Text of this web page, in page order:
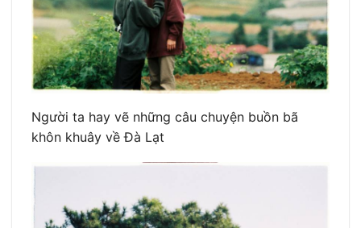
Người ta hay vẽ những câu chuyện buồn bã
khôn khuây về Đà Lạt